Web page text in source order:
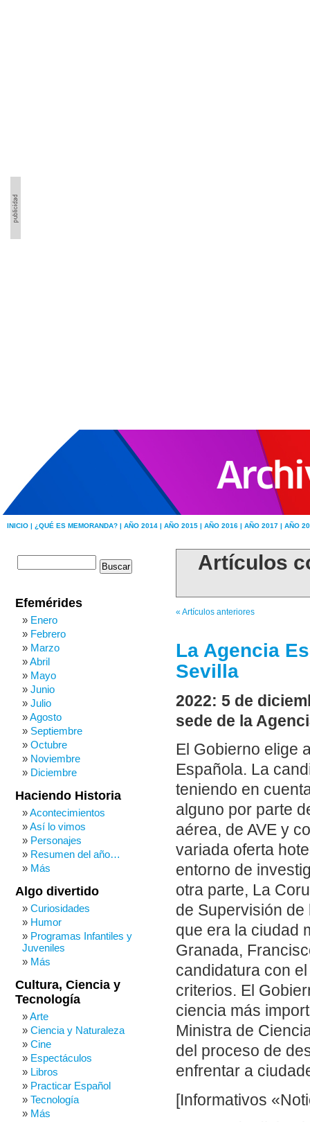
INICIO | ¿QUÉ ES MEMORANDA? | AÑO 2014 | AÑO 2015 | AÑO 2016 | AÑO 2017 | AÑO
Artículos
« Artículos anteriores
La Agencia
Sevilla
2022: 5 de
sede de la
El Gobierno elige
Española. La
teniendo en
alguno por parte
aérea, de AVE y
variada oferta
entorno de
otra parte, La
de Supervisión de
que era la ciudad
Granada,
candidatura con
criterios. El
ciencia más
Ministra de
del proceso de
enfrentar a
[Informativos
Efemérides
Enero
Febrero
Marzo
Abril
Mayo
Junio
Julio
Agosto
Septiembre
Octubre
Noviembre
Diciembre
Haciendo Historia
Acontecimientos
Así lo vimos
Personajes
Resumen del año…
Más
Algo divertido
Curiosidades
Humor
Programas Infantiles y
Juveniles
Más
Cultura, Ciencia y
Tecnología
Arte
Ciencia y Naturaleza
Cine
Espectáculos
Libros
Practicar Español
Tecnología
Más